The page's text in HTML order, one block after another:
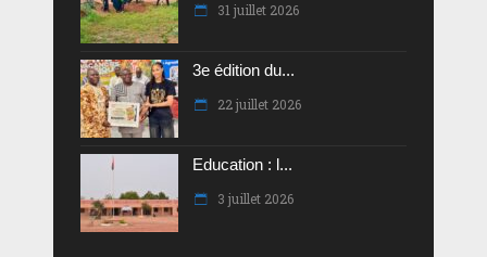
31 juillet 2026
3e édition du...
22 juillet 2026
Education : l...
3 juillet 2026